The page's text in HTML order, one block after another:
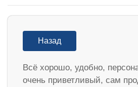
Назад
Всё хорошо, удобно,
очень приветливый, сам